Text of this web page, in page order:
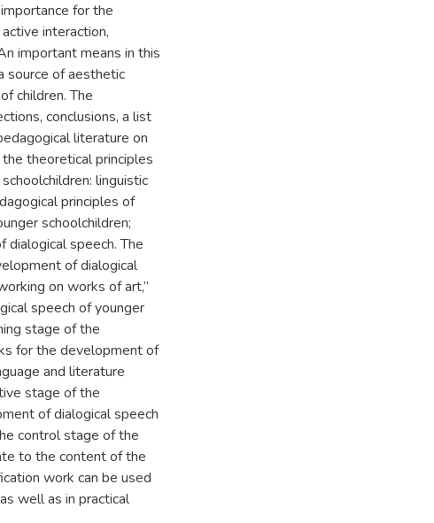
for the
interaction,
important means in this
source of aesthetic
children. The
conclusions, a list
literature on
theoretical principles
linguistic
principles of
schoolchildren;
speech. The
of dialogical
on works of art,”
speech of younger
stage of the
for the development of
and literature
stage of the
of dialogical speech
control stage of the
to the content of the
work can be used
well as in practical